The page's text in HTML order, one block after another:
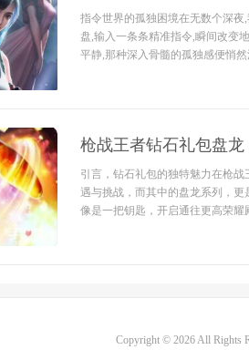
指令世界的孤独困境在无数个深
盘,输入一条条精准指令,瞬间改变
平静,那种深入骨髓的孤独感便悄
枪战王者钻石礼包盘
引言，钻石礼包的独特魅力在枪
遇与挑战，而其中的盘龙系列，
像是一把钥匙，开启通往更高荣
Copyright © 2026 All Rights